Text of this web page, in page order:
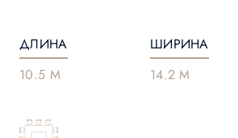
ДЛИНА
10.5 M
ШИРИНА
14.2 M